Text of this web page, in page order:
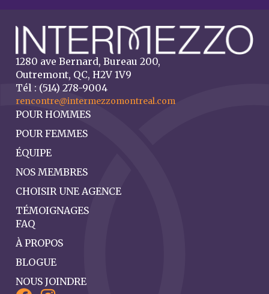
1280 ave Bernard, Bureau 200,
Outremont, QC, H2V 1V9
Tél : (514) 278-9004
rencontre@intermezzomontreal.com
POUR HOMMES
POUR FEMMES
ÉQUIPE
NOS MEMBRES
CHOISIR UNE AGENCE
TÉMOIGNAGES
FAQ
À PROPOS
BLOGUE
NOUS JOINDRE